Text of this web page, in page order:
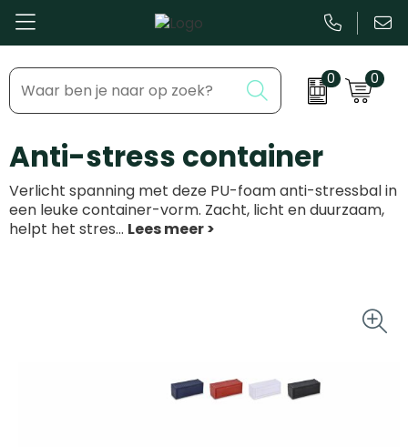
0 0
Bestsellers
Beurs & Event
Kantoor & Schrijfwaren
Eten & Drinkware
Kleding & accessoires
Inhaakmomenten
Feestdagen
Zakelijke evenementen
Dag van de ...
Anti-stress container
Verlicht spanning met deze PU-foam anti-stressbal in
een leuke container-vorm. Zacht, licht en duurzaam,
helpt het stres...